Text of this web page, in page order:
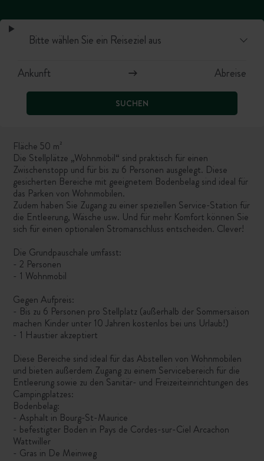
SUCHEN
Fläche 50 m²
Die Stellplätze „Wohnmobil“ sind praktisch für einen
Zwischenstopp und für bis zu 6 Personen ausgelegt. Diese
gesicherten Bereiche mit geeignetem Bodenbelag sind ideal für
das Parken von Wohnmobilen.
Zudem haben Sie Zugang zu einer speziellen Service-Station für
die Entleerung, Wäsche usw. Und für mehr Komfort können Sie
sich für einen optionalen Stromanschluss entscheiden. Clever!
Die Grundpauschale umfasst:
- 2 Personen
- 1 Wohnmobil
Gegen Aufpreis:
- Bis zu 6 Personen pro Stellplatz (außerhalb der Sommersaison
machen Kinder unter 10 Jahren kostenlos bei uns Urlaub!)
- 1 Haustier akzeptiert
Diese Bereiche sind ideal für das Abstellen von Wohnmobilen
und bieten außerdem Zugang zu einem Servicebereich für die
Entleerung sowie zu den Sanitär- und Freizeiteinrichtungen des
Campingplatzes:
Bodenbelag:
- Asphalt in Bourg-St-Maurice
- befestigter Boden in Pays de Cordes-sur-Ciel Arcachon
Wattwiller
- Gras in De Meinweg